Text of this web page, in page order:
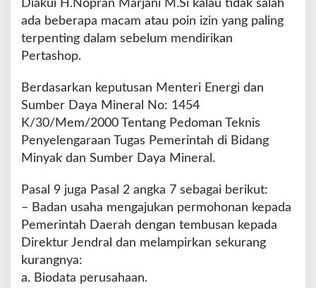
z
i
Diakui H.Nopran Marjani M.Si kalau tidak salah
ada beberapa macam atau poin izin yang paling
terpenting dalam sebelum mendirikan
Pertashop.
Berdasarkan keputusan Menteri Energi dan
Sumber Daya Mineral No: 1454
K/30/Mem/2000 Tentang Pedoman Teknis
Penyelengaraan Tugas Pemerintah di Bidang
Minyak dan Sumber Daya Mineral.
Pasal 9 juga Pasal 2 angka 7 sebagai berikut:
– Badan usaha mengajukan permohonan kepada
Pemerintah Daerah dengan tembusan kepada
Direktur Jendral dan melampirkan sekurang
kurangnya:
a. Biodata perusahaan.